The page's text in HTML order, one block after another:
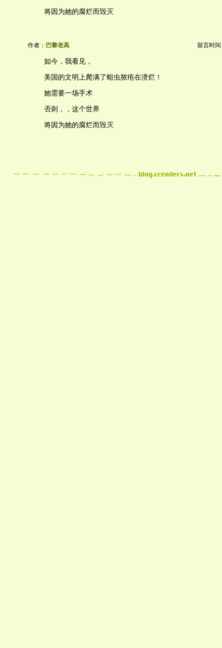
将因为她的腐烂而毁灭
作者： 巴黎老高 留言时间
如今，我看见，
美国的文明上爬满了蛆虫脓疮在溃烂！
她需要一场手术
否则，，这个世界
将因为她的腐烂而毁灭